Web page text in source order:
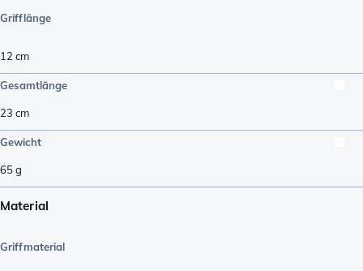
Grifflänge
12 cm
Gesamtlänge
23 cm
Gewicht
65g
Material
Griffmaterial